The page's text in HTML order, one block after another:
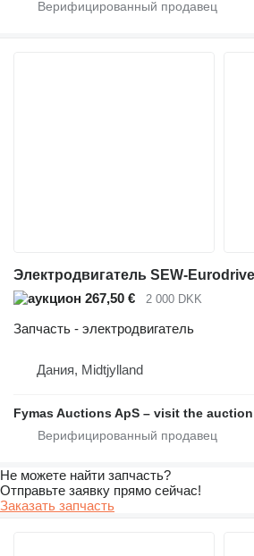
267,50 € 2 000 DKK
Запчасть - электродвигатель
Дания, Midtjylland
Не можете найти запчасть?
Отправьте заявку прямо сейчас!
Заказать запчасть